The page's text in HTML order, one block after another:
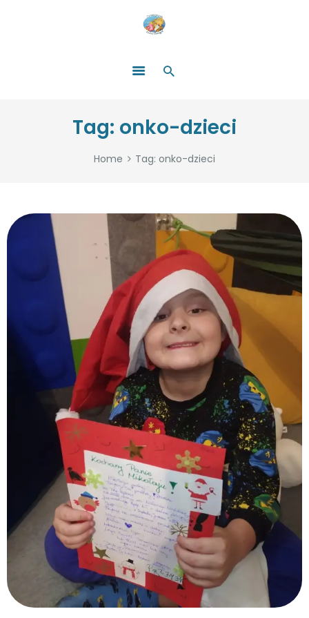
Tag: onko-dzieci
Home Tag: onko-dzieci
ZOSTAŃ DARCZYŃCĄ!
WYDARZENIA
PARTNERZY